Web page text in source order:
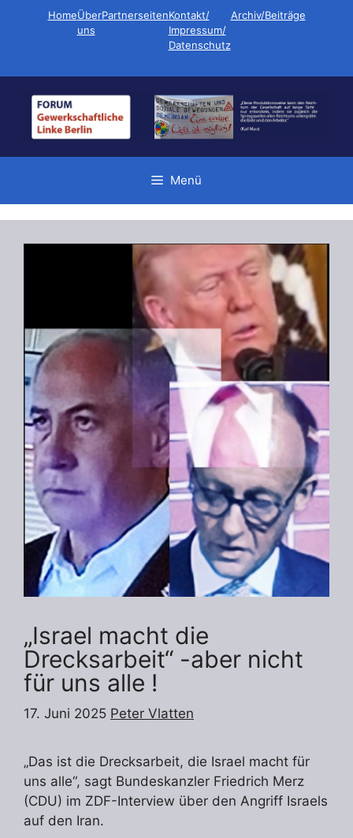
HomeÜber
uns
PartnerseitenKontakt/
Impressum/
Datenschutz
Archiv/Beiträge
Menü
„Israel macht die
Drecksarbeit“ -aber nicht
für uns alle !
17. Juni 2025 Peter Vlatten
„Das ist die Drecksarbeit, die Israel macht für
uns alle“, sagt Bundeskanzler Friedrich Merz
(CDU) im ZDF-Interview über den Angriff Israels
auf den Iran.